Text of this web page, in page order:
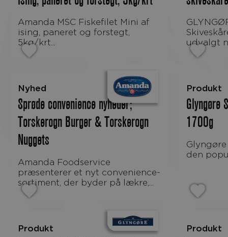
Amanda MSC Fiskefilet Mini af
ising, paneret og forstegt,
5kg/krt...
GLYNGØRE RØGET LAKS ASC –
udvalgt
Nyhed
Sprøde convenience nyheder;
Torskerogn Burger & Torskerogn
Nuggets
Amanda Foodservice
præsenterer et nyt convenience-
sortiment, der byder på lækre,...
Produkt
Glyngøre
1700g
Glyngøre tun i vand er stykker af
den
Produkt Produkt